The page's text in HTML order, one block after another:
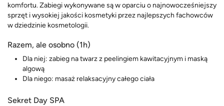
komfortu. Zabiegi wykonywane są w oparciu o najnowocześniejszy
sprzęt i wysokiej jakości kosmetyki przez najlepszych fachowców
w dziedzinie kosmetologii.
Razem, ale osobno (1h)
Dla niej: zabieg na twarz z peelingiem kawitacyjnym i maską
algową
Dla niego: masaż relaksacyjny całego ciała
Sekret Day SPA